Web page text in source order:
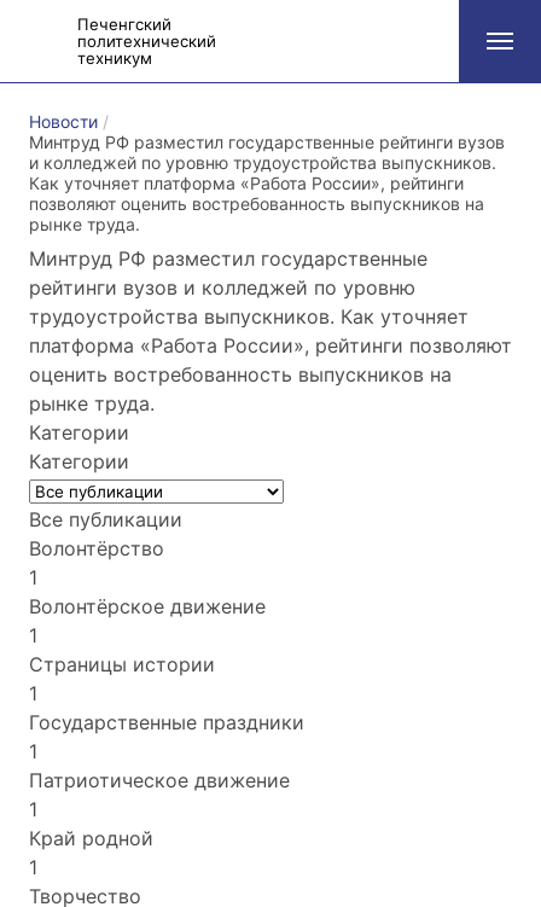
Печенгский
политехнический
техникум
Новости
Минтруд РФ разместил государственные рейтинги вузов
и колледжей по уровню трудоустройства выпускников.
Как уточняет платформа «Работа России», рейтинги
позволяют оценить востребованность выпускников на
рынке труда.
Минтруд РФ разместил государственные
рейтинги вузов и колледжей по уровню
трудоустройства выпускников. Как уточняет
платформа «Работа России», рейтинги позволяют
оценить востребованность выпускников на
рынке труда.
Категории
Категории
Все публикации
Волонтёрство
1
Волонтёрское движение
1
Страницы истории
1
Государственные праздники
1
Патриотическое движение
1
Край родной
1
Творчество